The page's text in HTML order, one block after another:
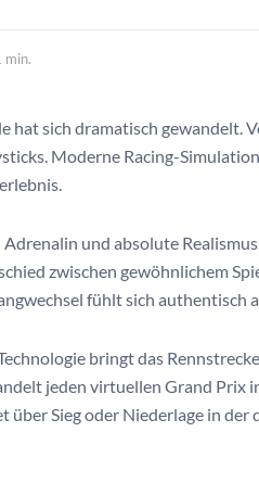
min.
hat sich dramatisch gewandelt.
Moderne Racing-
und absolute
zwischen gewöhnlichem
fühlt sich authentisch
bringt das
jeden virtuellen Grand Prix
über Sieg oder Niederlage in